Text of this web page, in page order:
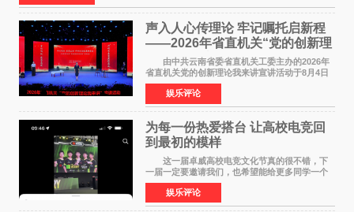
声入人心传理论 牢记嘱托启新程
——2026年省直机关“党的创新理
论我来讲”宣讲活动圆满落幕
由中共云南省委省直机关工委主办的2026年
省直机关党的创新理论我来讲宣讲活动于8月4日
至5日在昆明举办。活动以 "牢记嘱托 感恩奋进
开创云南发展新局面 "为主题，坚持以新时代中国
特色社会主义
娱乐评论
为每一份热爱搭台 让高校电竞回
到最初的模样
这一届卓威高校电竞文化节真的很不错，下
一届一定要邀请我们，也希望能给更多同学一个
来到现场的机会。 2026卓威高校电竞文化节
已经落下帷幕，在活动结束后，仍有不少高校电
竞社负责人和现
娱乐评论